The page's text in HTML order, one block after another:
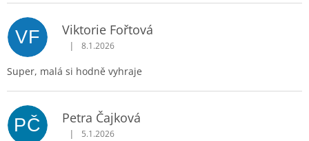
VF Viktorie Fořtová
Hodnocení obchodu je 5 z 5 hvězdiček.
| 8.1.2026
Super, malá si hodně vyhraje
PČ Petra Čajková
| 5.1.2026